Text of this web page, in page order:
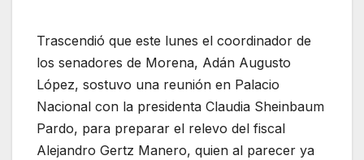
Trascendió que este lunes el coordinador de
los senadores de Morena, Adán Augusto
López, sostuvo una reunión en Palacio
Nacional con la presidenta Claudia Sheinbaum
Pardo, para preparar el relevo del fiscal
Alejandro Gertz Manero, quien al parecer ya